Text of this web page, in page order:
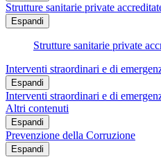
Strutture sanitarie private
Espandi
Strutture sanitarie private
Interventi straordinari e di
Espandi
Interventi straordinari e di
Altri contenuti
Espandi
Prevenzione della Corruzione
Espandi